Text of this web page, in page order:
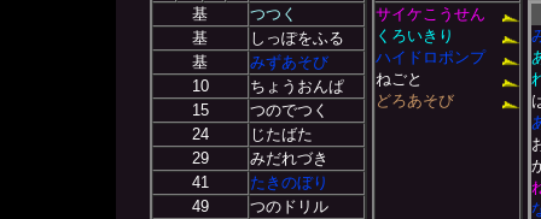
基
つつく
基
しっぽをふる
基
みずあそび
10
ちょうおんぱ
15
つのでつく
24
じたばた
29
みだれづき
41
たきのぼり
49
つのドリル
サイケこうせん
くろいきり
ハイドロポンプ
ねごと
どろあそび